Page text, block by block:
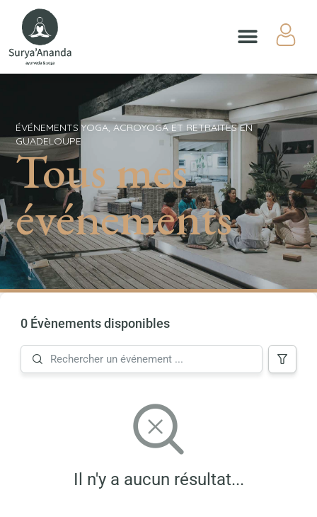
ÉVÉNEMENTS YOGA, ACROYOGA ET RETRAITES EN
GUADELOUPE
Tous mes
événements
0 Évènements disponibles
Il n'y a aucun résultat...